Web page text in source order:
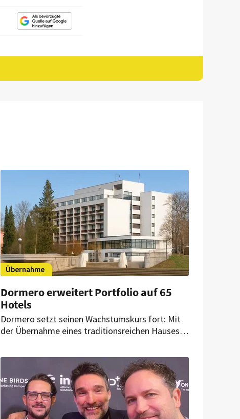
Übernahme
Dormero erweitert Portfolio auf 65
Hotels
Dormero setzt seinen Wachstumskurs fort: Mit
der Übernahme eines traditionsreichen Hauses in
Portfolio auf nun 65 Häuser.